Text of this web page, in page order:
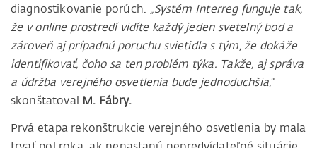
diagnostikovanie porúch. „Systém Interreg funguje tak,
že v online prostredí vidíte každý jeden svetelný bod a
zároveň aj prípadnú poruchu svietidla s tým, že dokáže
identifikovať, čoho sa ten problém týka. Takže, aj správa
a údržba verejného osvetlenia bude jednoduchšia,“
skonštatoval M. Fábry.
Prvá etapa rekonštrukcie verejného osvetlenia by mala